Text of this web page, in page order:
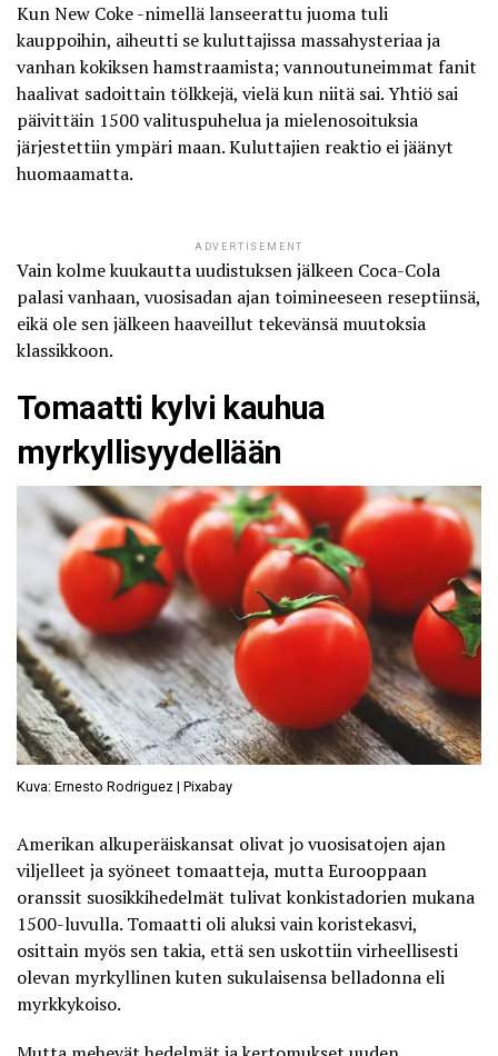
Kun New Coke -nimellä lanseerattu juoma tuli
kauppoihin, aiheutti se kuluttajissa massahysteriaa ja
vanhan kokiksen hamstraamista; vannoutuneimmat fanit
haalivat sadoittain tölkkejä, vielä kun niitä sai. Yhtiö sai
päivittäin 1500 valituspuhelua ja mielenosoituksia
järjestettiin ympäri maan. Kuluttajien reaktio ei jäänyt
huomaamatta.
ADVERTISEMENT
Vain kolme kuukautta uudistuksen jälkeen Coca-Cola
palasi vanhaan, vuosisadan ajan toimineeseen reseptiinsä,
eikä ole sen jälkeen haaveillut tekevänsä muutoksia
klassikkoon.
Tomaatti kylvi kauhua
myrkyllisyydellään
Kuva: Ernesto Rodriguez | Pixabay
Amerikan alkuperäiskansat olivat jo vuosisatojen ajan
viljelleet ja syöneet tomaatteja, mutta Eurooppaan
oranssit suosikkihedelmät tulivat konkistadorien mukana
1500-luvulla. Tomaatti oli aluksi vain koristekasvi,
osittain myös sen takia, että sen uskottiin virheellisesti
olevan myrkyllinen kuten sukulaisensa belladonna eli
myrkkykoiso.